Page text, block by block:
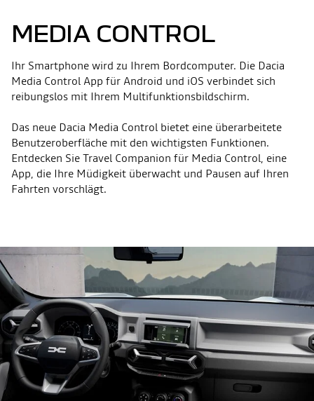
MEDIA CONTROL
Ihr Smartphone wird zu Ihrem Bordcomputer. Die Dacia
Media Control App für Android und iOS verbindet sich
reibungslos mit Ihrem Multifunktionsbildschirm.
Das neue Dacia Media Control bietet eine überarbeitete
Benutzeroberfläche mit den wichtigsten Funktionen.
Entdecken Sie Travel Companion für Media Control, eine
App, die Ihre Müdigkeit überwacht und Pausen auf Ihren
Fahrten vorschlägt.